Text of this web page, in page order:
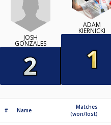
JOSH
GONZALES
ADAM
KIERNICKI
# Name
Matches
(won/lost)